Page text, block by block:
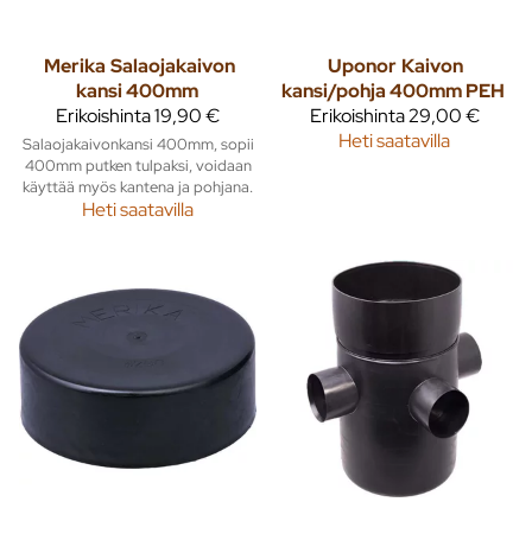
Merika Salaojakaivon
kansi 400mm
Erikoishinta19,90 €
Salaojakaivonkansi 400mm, sopii
400mm putken tulpaksi, voidaan
käyttää myös kantena ja pohjana.
Heti saatavilla
Uponor Kaivon
kansi/pohja 400mm PEH
Erikoishinta29,00 €
Heti saatavilla